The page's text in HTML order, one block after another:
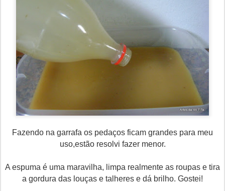
Fazendo na garrafa os pedaços ficam grandes para meu
uso,estão resolvi fazer menor.
A espuma é uma maravilha, limpa realmente as roupas e tira
a gordura das louças e talheres e dá brilho. Gostei!